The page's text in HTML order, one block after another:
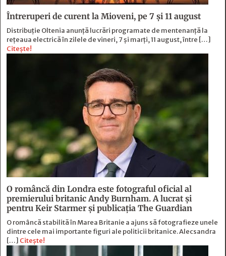
Întreruperi de curent la Mioveni, pe 7 și 11 august
Distribuție Oltenia anunță lucrări programate de mentenanță la
rețeaua electrică în zilele de vineri, 7 și marți, 11 august, între […]
Citește!
O româncă din Londra este fotograful oficial al
premierului britanic Andy Burnham. A lucrat și
pentru Keir Starmer și publicația The Guardian
O româncă stabilită în Marea Britanie a ajuns să fotografieze unele
dintre cele mai importante figuri ale politicii britanice. Alecsandra
[…] Citește!